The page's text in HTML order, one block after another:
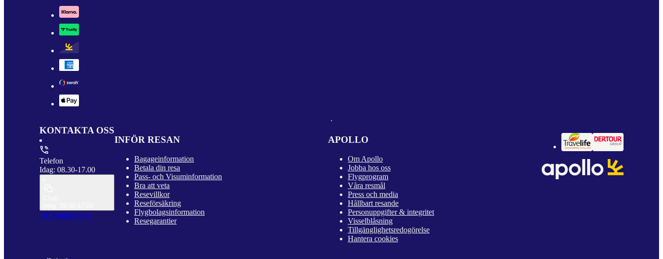
KONTAKTA OSS
Telefon
Idag: 08.30-17.00
Till Kundservice
INFÖR RESAN
Bagageinformation
Betala din resa
Pass- och Visuminformation
Bra att veta
Resevillkor
Reseförsäkring
Flygbolagsinformation
Resegarantier
APOLLO
Om Apollo
Jobba hos oss
Flygprogram
Våra resmål
Press och media
Hållbart resande
Personuppgifter & integritet
Visselblåsning
Tillgänglighetsredogörelse
Hantera cookies